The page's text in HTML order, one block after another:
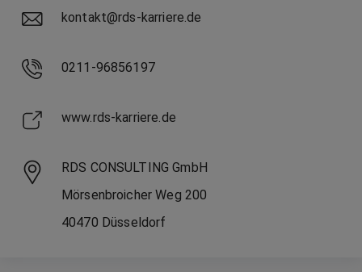
kontakt@rds-karriere.de
0211-96856197
www.rds-karriere.de
RDS CONSULTING GmbH
Mörsenbroicher Weg 200
40470 Düsseldorf